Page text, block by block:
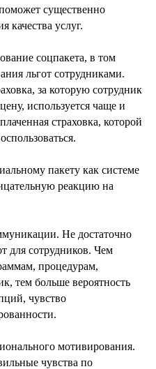
существенно
качества услуг.
соцпакета, в том
льгот сотрудниками.
за которую сотрудник
используется чаще и
страховка, которой
пакету как системе
реакцию на
Не достаточно
для сотрудников. Чем
процедурам,
тем больше вероятность
чувство
мотивирования.
чувства по